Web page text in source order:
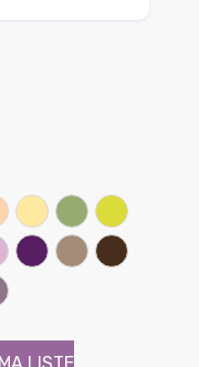
BananeLichenKiwi
Iris TaupeChocolat
tissé)
(Effet tissé)